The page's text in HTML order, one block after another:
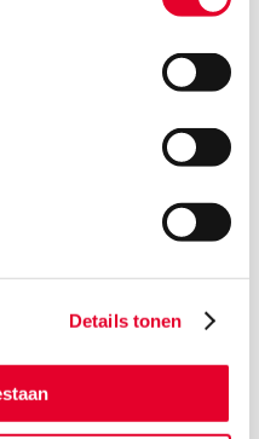
Details tonen